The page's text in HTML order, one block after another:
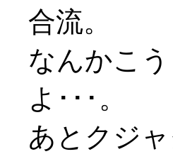
合流。
なんかこ
よ･･･。
あとクジ